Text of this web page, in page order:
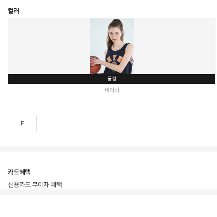
컬러
품절
네이비
F
카드혜택
신용카드 무이자 혜택